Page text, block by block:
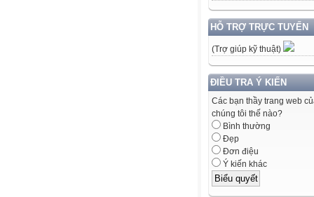
HỖ TRỢ TRỰC TUYẾN
(Trợ giúp kỹ thuật)
ĐIỀU TRA Ý KIẾN
Các bạn thầy trang web
chúng tôi thế nào?
Bình thường
Đẹp
Đơn điệu
Ý kiến khác